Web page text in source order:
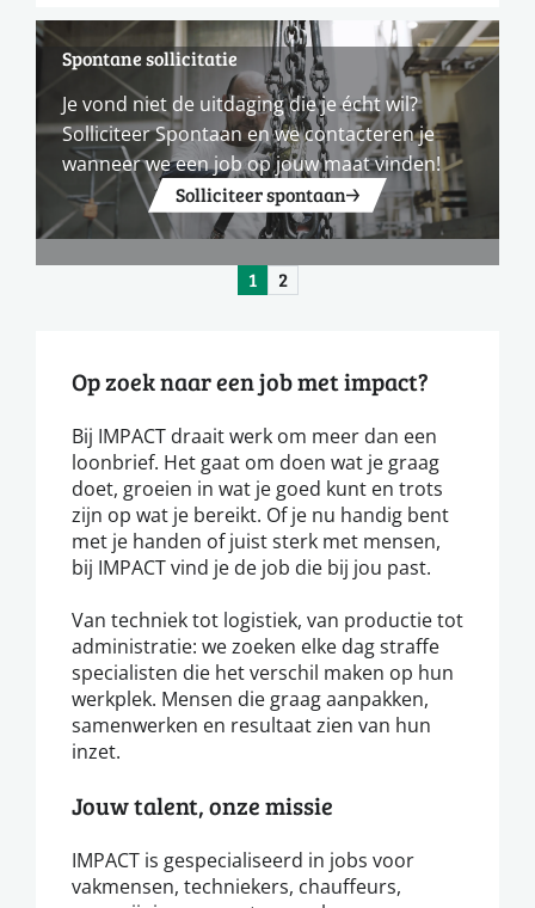
Spontane sollicitatie
Je vond niet de uitdaging die je écht wil?
Solliciteer Spontaan en we contacteren je
wanneer we een job op jouw maat vinden!
Solliciteer spontaan
1 2
Op zoek naar een job met impact?
Bij IMPACT draait werk om meer dan een
loonbrief. Het gaat om doen wat je graag
doet, groeien in wat je goed kunt en trots
zijn op wat je bereikt. Of je nu handig bent
met je handen of juist sterk met mensen,
bij IMPACT vind je de job die bij jou past.
Van techniek tot logistiek, van productie tot
administratie: we zoeken elke dag straffe
specialisten die het verschil maken op hun
werkplek. Mensen die graag aanpakken,
samenwerken en resultaat zien van hun
inzet.
Jouw talent, onze missie
IMPACT is gespecialiseerd in jobs voor
vakmensen, techniekers, chauffeurs,